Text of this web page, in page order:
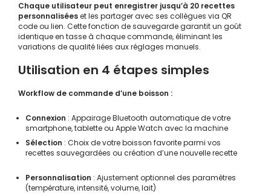
Chaque utilisateur peut enregistrer jusqu’à 20 recettes
personnaliséeset les partager avec ses collègues via QR
code ou lien. Cette fonction de sauvegarde garantit un goût
identique en tasse à chaque commande, éliminant les
variations de qualité liées aux réglages manuels.
Utilisation en 4 étapes simples
Workflow de commande d’une boisson :
Connexion : Appairage Bluetooth automatique de votre
smartphone, tablette ou Apple Watch avec la machine
Sélection : Choix de votre boisson favorite parmi vos
recettes sauvegardées ou création d’une nouvelle recette
Personnalisation : Ajustement optionnel des paramètres
(température, intensité, volume, lait)